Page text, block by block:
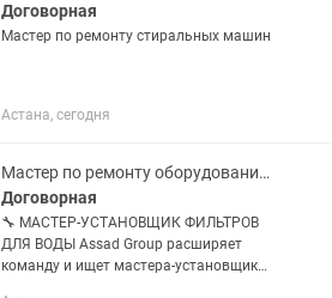
Договорная
Мастер по ремонту стиральных машин
Астана, сегодня
Мастер по ремонту оборудования, техники
Договорная
🔧 МАСТЕР-УСТАНОВЩИК ФИЛЬТРОВ
ДЛЯ ВОДЫ Assad Group расширяет
команду и ищет мастера-установщика,